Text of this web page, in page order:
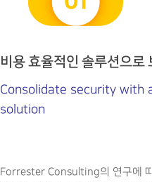
비용 효율적인 솔루션으로
Consolidate security with
solution
Forrester Consulting의 연구에